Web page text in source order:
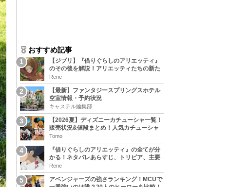
おすすめ記事
【ジブリ】『借りぐらしのアリエッティ』
のその後を解説！アリエッティたちの新た
な住処は？翔の病気は治る？
Rene
【最新】ファンタジースプリングスホテル
空室情報・予約状況
キャステル編集部
【2026夏】ディズニーカチューシャ一覧！
販売状況&値段まとめ！人気カチューシャ
をチェック
Tomo
『借りぐらしのアリエッティ』の全てが分
かる！ネタバレあらすじ、トリビア、主要
キャラまとめ！
Rene
アベンジャーズの強さランキング！MCUで